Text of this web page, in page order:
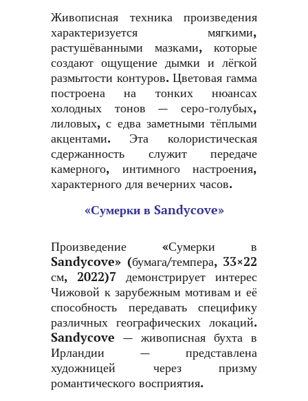
Живописная техника произведения
характеризуется мягкими,
растушёванными мазками, которые
создают ощущение дымки и лёгкой
размытости контуров. Цветовая гамма
построена на тонких нюансах
холодных тонов — серо-голубых,
лиловых, с едва заметными тёплыми
акцентами. Эта колористическая
сдержанность служит передаче
камерного, интимного настроения,
характерного для вечерних часов.
«Сумерки в Sandycove»
Произведение «Сумерки в
Sandycove» (бумага/темпера, 33×22
см, 2022)7 демонстрирует интерес
Чижовой к зарубежным мотивам и её
способность передавать специфику
различных географических локаций.
Sandycove — живописная бухта в
Ирландии — представлена
художницей через призму
романтического восприятия.